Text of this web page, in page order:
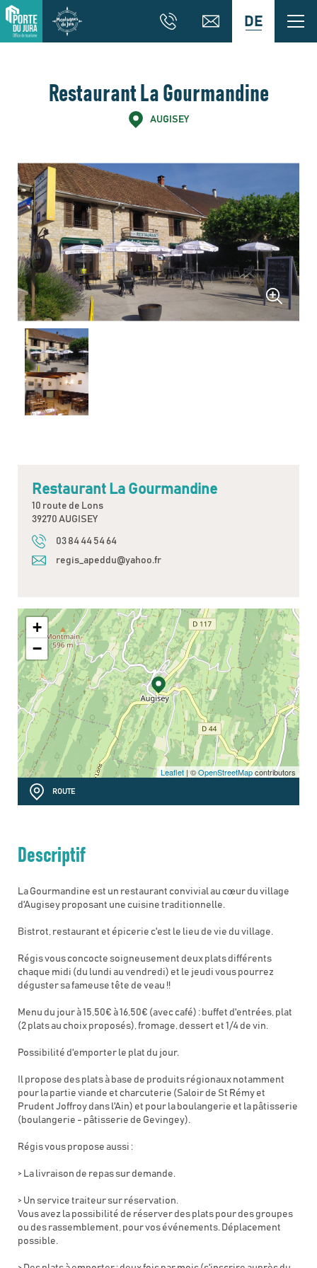
DE
Restaurant La Gourmandine
AUGISEY
Restaurant La Gourmandine
10 route de Lons
39270 AUGISEY
03 84 44 54 64
regis_apeddu@yahoo.fr
+
−
Leaflet | ©OpenStreetMapcontributors
ROUTE
Descriptif
La Gourmandine est un restaurant convivial au cœur du village
d'Augisey proposant une cuisine traditionnelle.
Bistrot, restaurant et épicerie c'est le lieu de vie du village.
Régis vous concocte soigneusement deux plats différents
chaque midi (du lundi au vendredi) et le jeudi vous pourrez
déguster sa fameuse tête de veau !!
Menu du jour à 15,50€ à 16,50€ (avec café) : buffet d'entrées, plat
(2 plats au choix proposés), fromage, dessert et 1/4 de vin.
Possibilité d'emporter le plat du jour.
Il propose des plats à base de produits régionaux notamment
pour la partie viande et charcuterie (Saloir de St Rémy et
Prudent Joffroy dans l'Ain) et pour la boulangerie et la pâtisserie
(boulangerie - pâtisserie de Gevingey).
Régis vous propose aussi :
> La livraison de repas sur demande.
> Un service traiteur sur réservation.
Vous avez la possibilité de réserver des plats pour des groupes
ou des rassemblement, pour vos événements. Déplacement
possible.